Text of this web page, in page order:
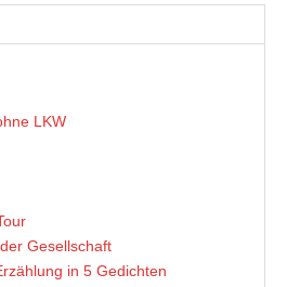
LKW
Gesellschaft
in 5 Gedichten